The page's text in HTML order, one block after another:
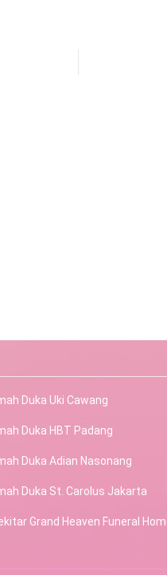
Duka Uki Cawang
Duka HBT Padang
Duka Adian Nasonang
Duka St. Carolus Jakarta
Grand Heaven Funeral